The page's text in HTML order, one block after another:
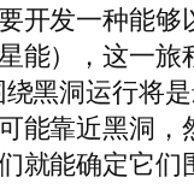
开发一种能
），这一旅
黑洞运行将是
能靠近黑洞
就能确定它